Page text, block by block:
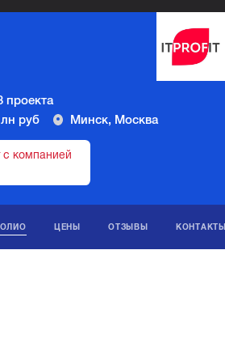
проекта
руб
Минск, Москва
с компанией
ЦЕНЫ ОТЗЫВЫ